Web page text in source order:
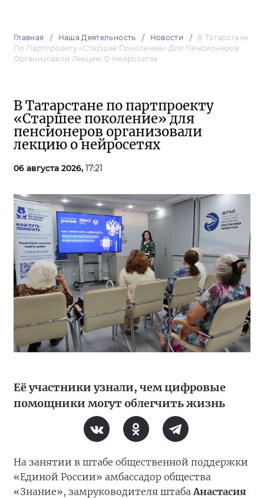
Главная Наша Деятельность Новости
В Татарстане
По Партпроекту «Старшее Поколение» Для Пенсионеров
Организовали Лекцию О Нейросетях
В Татарстане по партпроекту
«Старшее поколение» для
пенсионеров организовали
лекцию о нейросетях
06 августа 2026, 17:21
Её участники узнали, чем цифровые
помощники могут облегчить жизнь
На занятии в штабе общественной поддержки
«Единой России» амбассадор общества
«Знание», замруководителя штабаАнастасия